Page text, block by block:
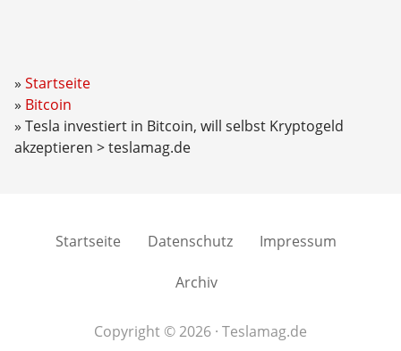
Startseite
Bitcoin
Tesla investiert in Bitcoin, will selbst Kryptogeld
akzeptieren > teslamag.de
Startseite Datenschutz Impressum
Archiv
Copyright © 2026 · Teslamag.de